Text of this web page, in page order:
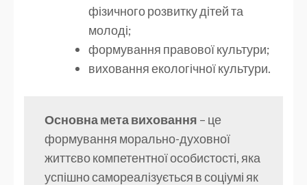
фізичного розвитку дітей та
молоді;
формування правової культури;
виховання екологічної культури.
Основна мета виховання – це
формування морально-духовної
життєво компетентної особистості, яка
успішно самореалізується в соціумі як